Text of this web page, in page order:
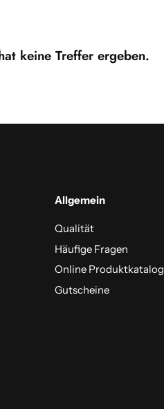
keine Treffer ergeben.
Allgemein
Qualität
Häufige Fragen
Online Produktkatalog
Gutscheine